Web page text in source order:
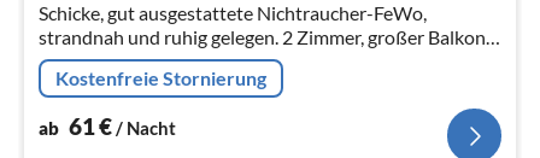
Schicke, gut ausgestattete Nichtraucher-FeWo,
strandnah und ruhig gelegen. 2 Zimmer, großer Balkon,
3 Fahrräder, Schwimmbad und Sauna. 30 Tage vor
Anreise kostenlos stornierbar.
Kostenfreie Stornierung
ab 61€/ Nacht